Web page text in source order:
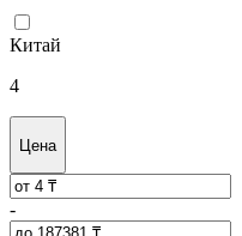
Китай
4
Цена
-